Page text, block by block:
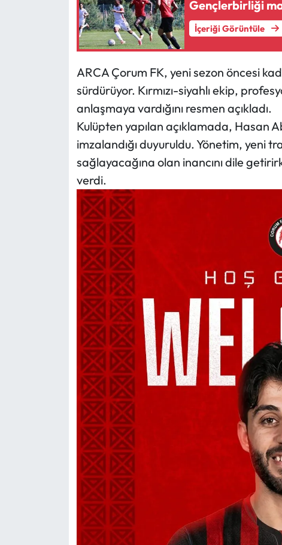
Gençlerbirliği
İçeriği Görüntüle
ARCA Çorum FK, yeni sezon öncesi
sürdürüyor. Kırmızı-siyahlı ekip,
anlaşmaya vardığını resmen açıkladı.
Kulüpten yapılan açıklamada, Hasan
imzalandığı duyuruldu. Yönetim, yeni
sağlayacağına olan inancını dile
verdi.
Mecitözü Haberleri
Ortaköy Haberleri
Osmancık Haberleri
Otomotiv
Resmi İlan
Resmi Reklam
Sungurlu Haberleri
Uğurludağ Haberleri
Yayla Haber
Yemek Tarifleri
Yerel Haberler